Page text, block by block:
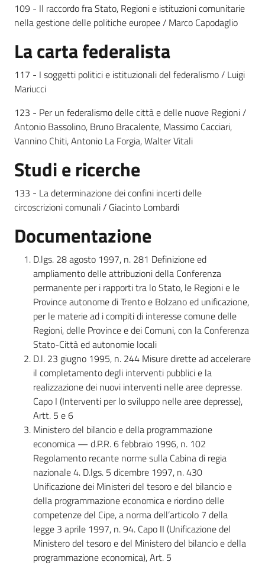
109 - Il raccordo fra Stato, Regioni e istituzioni comunitarie
nella gestione delle politiche europee / Marco Capodaglio
La carta federalista
117 - I soggetti politici e istituzionali del federalismo / Luigi
Mariucci
123 - Per un federalismo delle città e delle nuove Regioni /
Antonio Bassolino, Bruno Bracalente, Massimo Cacciari,
Vannino Chiti, Antonio La Forgia, Walter Vitali
Studi e ricerche
133 - La determinazione dei confini incerti delle
circoscrizioni comunali / Giacinto Lombardi
Documentazione
D.lgs. 28 agosto 1997, n. 281 Definizione ed
ampliamento delle attribuzioni della Conferenza
permanente per i rapporti tra lo Stato, le Regioni e le
Province autonome di Trento e Bolzano ed unificazione,
per le materie ad i compiti di interesse comune delle
Regioni, delle Province e dei Comuni, con la Conferenza
Stato-Città ed autonomie locali
D.l. 23 giugno 1995, n. 244 Misure dirette ad accelerare
il completamento degli interventi pubblici e la
realizzazione dei nuovi interventi nelle aree depresse.
Capo I (Interventi per lo sviluppo nelle aree depresse),
Artt. 5 e 6
Ministero del bilancio e della programmazione
economica — d.P.R. 6 febbraio 1996, n. 102
Regolamento recante norme sulla Cabina di regia
nazionale 4. D.lgs. 5 dicembre 1997, n. 430
Unificazione dei Ministeri del tesoro e del bilancio e
della programmazione economica e riordino delle
competenze del Cipe, a norma dell’articolo 7 della
legge 3 aprile 1997, n. 94. Capo II (Unificazione del
Ministero del tesoro e del Ministero del bilancio e della
programmazione economica), Art. 5